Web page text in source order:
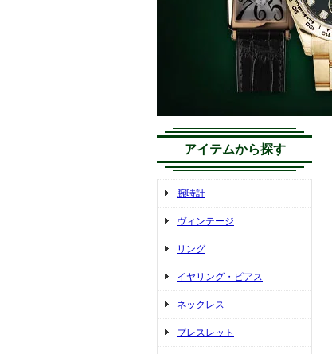
アイテムから探す
腕時計
ヴィンテージ
リング
イヤリング・ピアス
ネックレス
ブレスレット